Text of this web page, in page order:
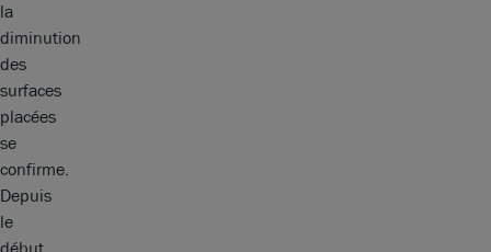
la
diminution
des
surfaces
placées
se
confirme.
Depuis
le